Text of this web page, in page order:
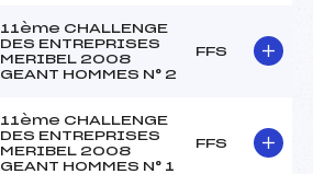
11ème CHALLENGE
DES ENTREPRISES
MERIBEL 2008
GEANT HOMMES N° 2
FFS
11ème CHALLENGE
DES ENTREPRISES
MERIBEL 2008
GEANT HOMMES N° 1
FFS